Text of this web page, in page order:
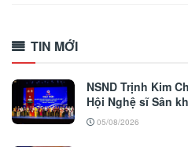
TIN MỚI
NSND Trịnh Kim
Hội Nghệ sĩ Sân
05/08/2026